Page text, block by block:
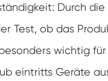
Durch
Test, ob das
wichtig
eintritts Geräte